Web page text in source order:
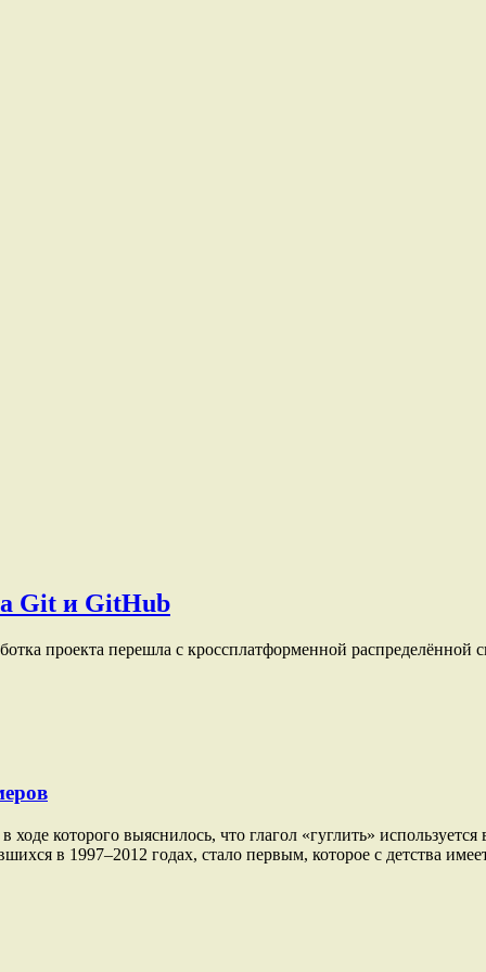
Git и GitHub
проекта перешла с кроссплатформенной
которого выяснилось, что глагол «гуглить»
в 1997–2012 годах, стало первым, которое с детства